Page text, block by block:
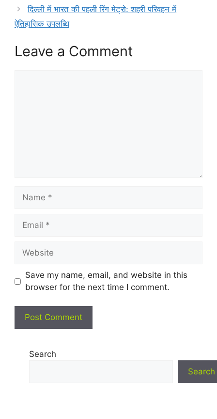
दिल्ली में भारत की पहली रिंग मेट्रो: शहरी परिवहन में
ऐतिहासिक उपलब्धि
Leave a Comment
Name
Email
Website
Save my name, email, and website in this
browser for the next time I comment.
Search
Search